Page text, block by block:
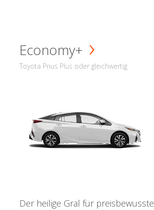
Economy+
Toyota Prius Plus oder gleichwertig
Der heilige Gral für preisbewusste